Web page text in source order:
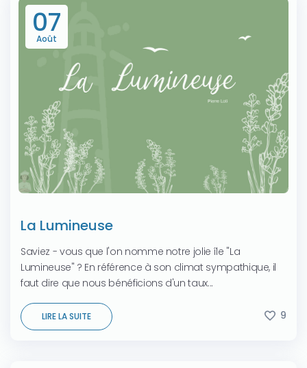
07
Août
La Lumineuse
Saviez - vous que l'on nomme notre jolie île "La
Lumineuse" ? En référence à son climat sympathique, il
faut dire que nous bénéficions d'un taux...
LIRE LA SUITE 9